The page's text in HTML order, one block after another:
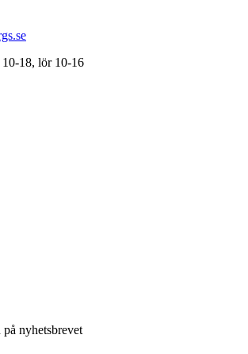
18, lör 10-16
nyhetsbrevet